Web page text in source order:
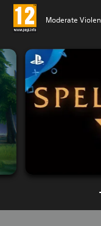
Moderate